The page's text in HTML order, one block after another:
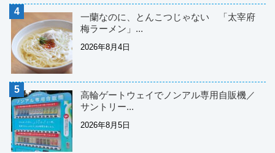
一蘭なのに、とんこつじゃない 「太宰府
梅ラーメン」...
2026年8月4日
高輪ゲートウェイでノンアル専用自販機／
サントリー...
2026年8月5日